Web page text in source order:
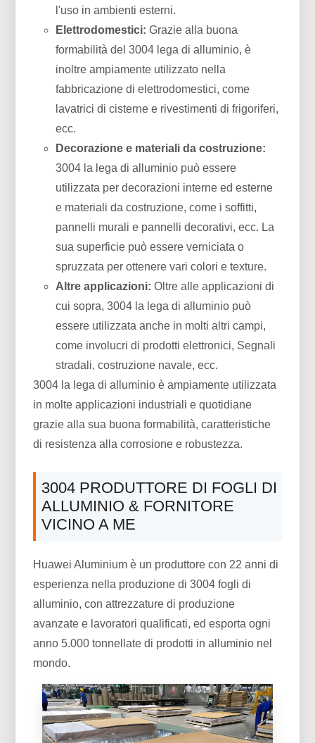
l'uso in ambienti esterni.
Elettrodomestici: Grazie alla buona
formabilità del 3004 lega di alluminio, è
inoltre ampiamente utilizzato nella
fabbricazione di elettrodomestici, come
lavatrici di cisterne e rivestimenti di frigoriferi,
ecc.
Decorazione e materiali da costruzione:
3004 la lega di alluminio può essere
utilizzata per decorazioni interne ed esterne
e materiali da costruzione, come i soffitti,
pannelli murali e pannelli decorativi, ecc. La
sua superficie può essere verniciata o
spruzzata per ottenere vari colori e texture.
Altre applicazioni: Oltre alle applicazioni di
cui sopra, 3004 la lega di alluminio può
essere utilizzata anche in molti altri campi,
come involucri di prodotti elettronici, Segnali
stradali, costruzione navale, ecc.
3004 la lega di alluminio è ampiamente utilizzata
in molte applicazioni industriali e quotidiane
grazie alla sua buona formabilità, caratteristiche
di resistenza alla corrosione e robustezza.
3004 PRODUTTORE DI FOGLI DI
ALLUMINIO & FORNITORE
VICINO A ME
Huawei Aluminium è un produttore con 22 anni di
esperienza nella produzione di 3004 fogli di
alluminio, con attrezzature di produzione
avanzate e lavoratori qualificati, ed esporta ogni
anno 5.000 tonnellate di prodotti in alluminio nel
mondo.